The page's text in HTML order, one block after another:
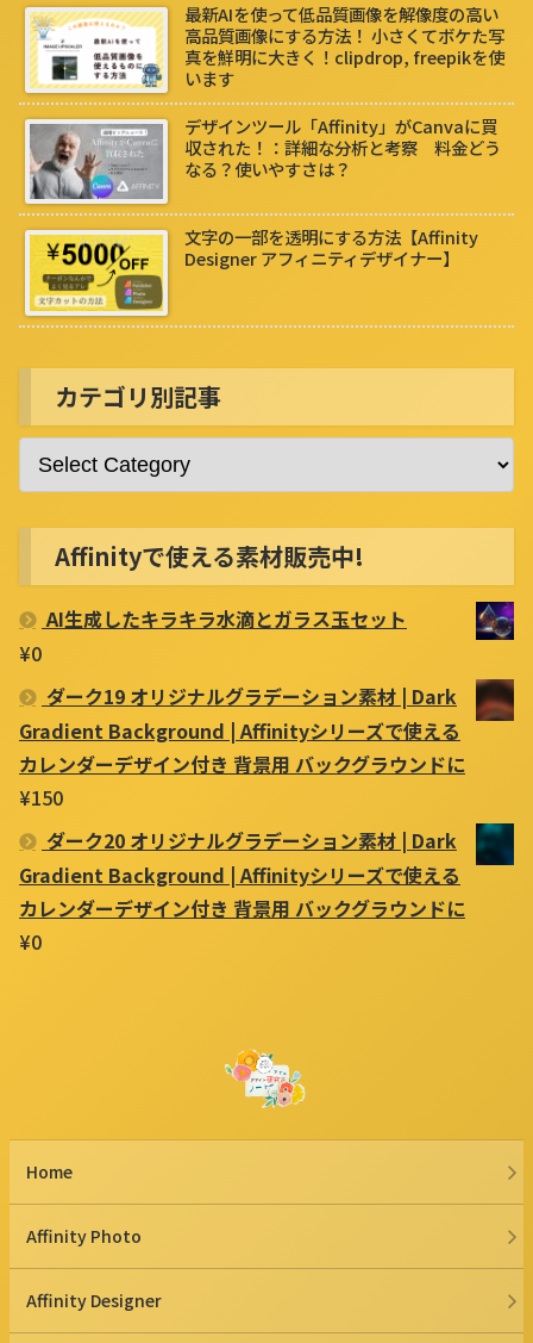
最新AIを使って低品質画像を解像度の高い
高品質画像にする方法！ 小さくてボケた写
真を鮮明に大きく！clipdrop, freepikを使
います
デザインツール「Affinity」がCanvaに買
収された！：詳細な分析と考察 料金どう
なる？使いやすさは？
文字の一部を透明にする方法【Affinity
Designer アフィニティデザイナー】
カテゴリ別記事
Affinityで使える素材販売中!
AI生成したキラキラ水滴とガラス玉セット
¥0
ダーク19 オリジナルグラデーション素材 | Dark
Gradient Background | Affinityシリーズで使える
カレンダーデザイン付き 背景用 バックグラウンドに
¥150
ダーク20 オリジナルグラデーション素材 | Dark
Gradient Background | Affinityシリーズで使える
カレンダーデザイン付き 背景用 バックグラウンドに
¥0
Home
Affinity Photo
Affinity Designer